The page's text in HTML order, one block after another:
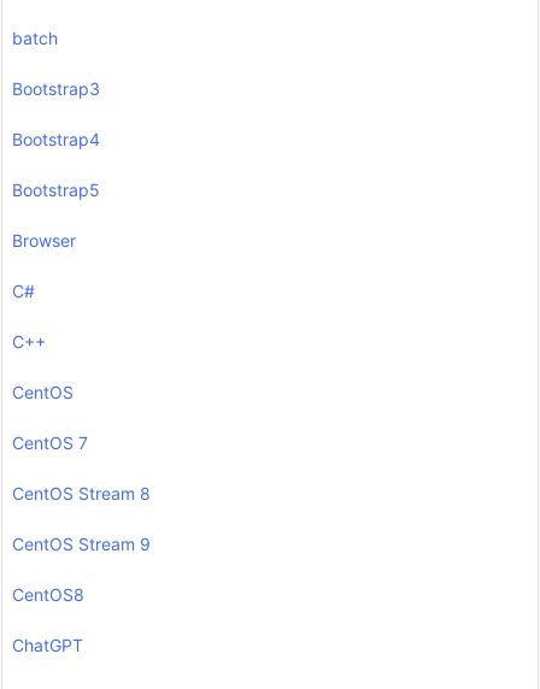
batch
Bootstrap3
Bootstrap4
Bootstrap5
Browser
C#
C++
CentOS
CentOS 7
CentOS Stream 8
CentOS Stream 9
CentOS8
ChatGPT